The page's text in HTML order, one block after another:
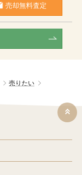
売却無料査定
売りたい